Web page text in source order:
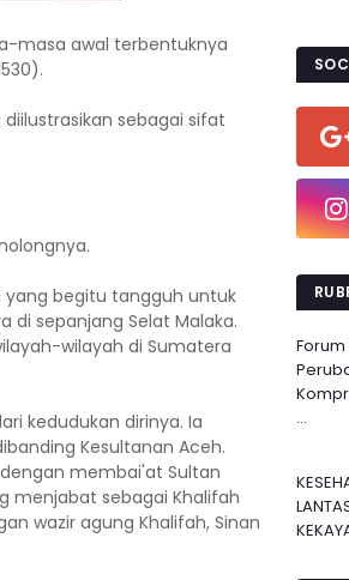
masa awal terbentuknya
sebagai sifat
begitu tangguh untuk
sepanjang Selat Malaka.
wilayah di Sumatera
kedudukan dirinya. Ia
Kesultanan Aceh.
membai'at Sultan
menjabat sebagai Khalifah
wazir agung Khalifah, Sinan
...